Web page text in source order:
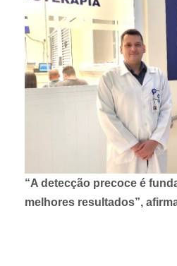
“A detecção precoce é
melhores resultados”,